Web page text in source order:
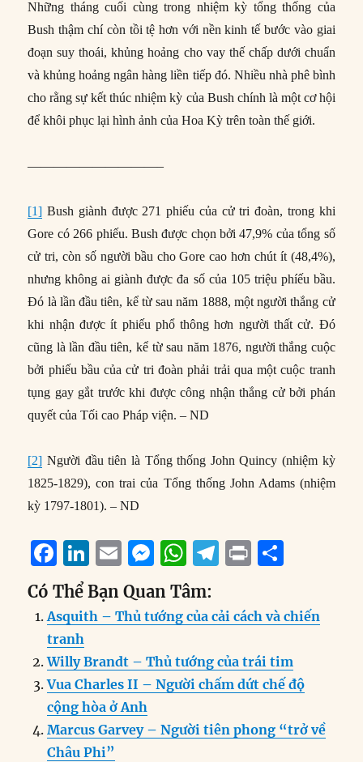
Những tháng cuối cùng trong nhiệm kỳ tổng thống của
Bush thậm chí còn tồi tệ hơn với nền kinh tế bước vào giai
đoạn suy thoái, khủng hoảng cho vay thế chấp dưới chuẩn
và khủng hoảng ngân hàng liền tiếp đó. Nhiều nhà phê bình
cho rằng sự kết thúc nhiệm kỳ của Bush chính là một cơ hội
để khôi phục lại hình ảnh của Hoa Kỳ trên toàn thế giới.
——————————–
[1] Bush giành được 271 phiếu của cử tri đoàn, trong khi
Gore có 266 phiếu. Bush được chọn bởi 47,9% của tổng số
cử tri, còn số người bầu cho Gore cao hơn chút ít (48,4%),
nhưng không ai giành được đa số của 105 triệu phíếu bầu.
Đó là lần đầu tiên, kể từ sau năm 1888, một người thắng cử
khi nhận được ít phiếu phổ thông hơn người thất cử. Đó
cũng là lần đầu tiên, kể từ sau năm 1876, người thắng cuộc
bởi phiếu bầu của cử tri đoàn phải trải qua một cuộc tranh
tụng gay gắt trước khi được công nhận thắng cử bởi phán
quyết của Tối cao Pháp viện. – ND
[2] Người đầu tiên là Tổng thống John Quincy (nhiệm kỳ
1825-1829), con trai của Tổng thống John Adams (nhiệm
kỳ 1797-1801). – ND
F
a
c
e
b
o
o
k
Li
n
k
e
d
I
n
E
m
ai
l
M
e
ss
e
n
g
W
h
at
s
A
p
T
e
g
r
a
P
n
t
a
re
Có Thể Bạn Quan Tâm:
Asquith – Thủ tướng của cải cách và chiến
tranh
Willy Brandt – Thủ tướng của trái tim
Vua Charles II – Người chấm dứt chế độ
cộng hòa ở Anh
Marcus Garvey – Người tiên phong “trở về
Châu Phi”